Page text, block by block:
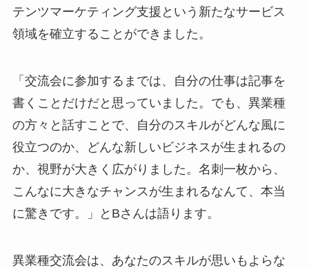
テンツマーケティング支援という新たなサービス
領域を確立することができました。
「交流会に参加するまでは、自分の仕事は記事を
書くことだけだと思っていました。でも、異業種
の方々と話すことで、自分のスキルがどんな風に
役立つのか、どんな新しいビジネスが生まれるの
か、視野が大きく広がりました。名刺一枚から、
こんなに大きなチャンスが生まれるなんて、本当
に驚きです。」とBさんは語ります。
異業種交流会は、あなたのスキルが思いもよらな